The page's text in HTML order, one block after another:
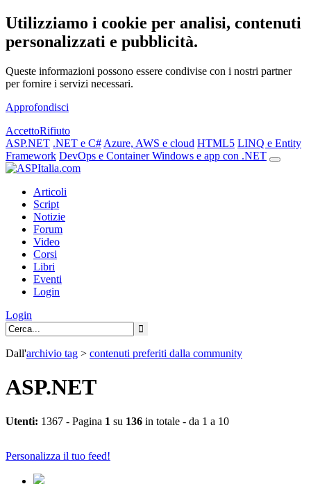
Utilizziamo i cookie per analisi, contenuti
personalizzati e pubblicità.
Queste informazioni possono essere condivise con i nostri partner
per fornire i servizi necessari.
Approfondisci
AccettoRifiuto
ASP.NET .NET e C# Azure, AWS e cloud HTML5 LINQ e Entity
Framework DevOps e ContainerWindows e app con .NET
Articoli
Script
Notizie
Forum
Video
Corsi
Libri
Eventi
Login
Login
Dall'archivio tag > contenuti preferiti dalla community
ASP.NET
Utenti: 1367 - Pagina 1 su 136 in totale - da 1 a 10
Personalizza il tuo feed!